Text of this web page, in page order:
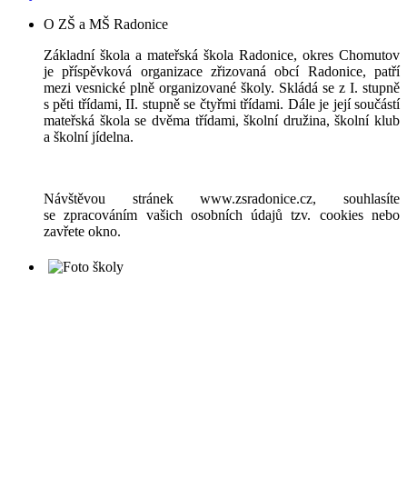
O ZŠ a MŠ Radonice
Základní škola a mateřská škola Radonice, okres Chomutov
je příspěvková organizace zřizovaná obcí Radonice, patří
mezi vesnické plně organizované školy. Skládá se z I. stupně
s pěti třídami, II. stupně se čtyřmi třídami. Dále je její součástí
mateřská škola se dvěma třídami, školní družina, školní klub
a školní jídelna.
Návštěvou stránek www.zsradonice.cz, souhlasíte
se zpracováním vašich osobních údajů tzv. cookies nebo
zavřete okno.